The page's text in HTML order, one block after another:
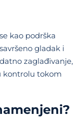
kao podrška
gladak i
zaglađivanje,
kontrolu tokom